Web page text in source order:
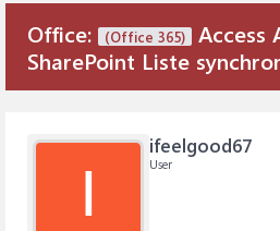
Office: (Office 365)
Access
SharePoint Liste
I
ifeelgood67
User